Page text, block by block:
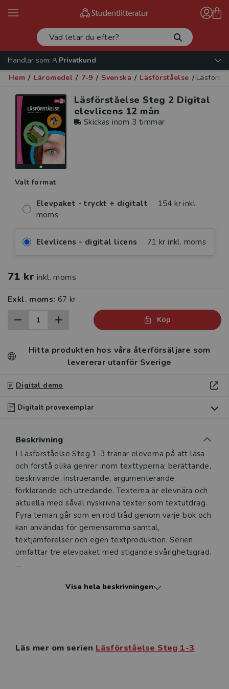
Handlar som:
Privatkund
Hem / Läromedel / 7-9 / Svenska / Läsförståelse /
Läsförståelse Steg 2 Digital
elevlicens 12 mån
Skickas inom 3 timmar
Valt format
Elevpaket - tryckt + digitalt
154 kr inkl.
moms
Elevlicens - digital licens 71 kr inkl. moms
71 kr inkl. moms
Exkl. moms: 67 kr
Köp
Hitta produkten hos våra återförsäljare som
levererar utanför Sverige
Digital demo
Digitalt provexemplar
digitalt provexemplar av den här produkten.
Ett digitalt provexemplar ger dig tillgång till det digitala
läromedlet där den digitala boken ingår under tre
månader. Observera att erbjudandet endast gäller
relevanta produkter för din undervisning (nivå och ämne)
och dig som är verksam i Sverige.Du kan naturligtvis alltid
kontakta vårkundserviceom du önskar ytterligare
information eller har frågor om produkten.
Den här produkten kan beställas av lärare i grundskola
Beskrivning
Beskrivning
I Läsförståelse Steg 1-3 tränar eleverna på att läsa
och förstå olika genrer inom texttyperna; berättande,
beskrivande, instruerande, argumenterande,
förklarande och utredande. Texterna är elevnära och
aktuella med såväl nyskrivna texter som textutdrag.
Fyra teman går som en röd tråd genom varje bok och
kan användas för gemensamma samtal,
textjämförelser och egen textproduktion. Serien
omfattar tre elevpaket med stigande svårighetsgrad.
När du köper Läsförståelse Steg elevpaket får du
Visa hela beskrivningen
Läs mer om serien Läsförståelse Steg 1-3